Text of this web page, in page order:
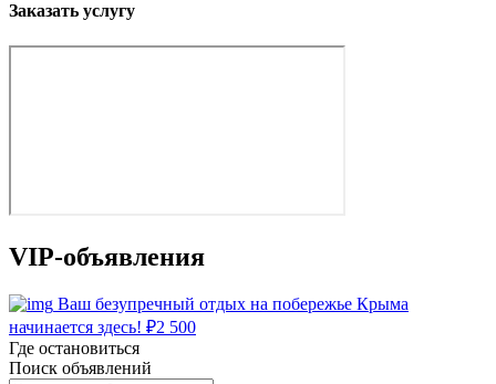
Заказать услугу
VIP-объявления
Ваш безупречный отдых на побережье Крыма
начинается здесь! ₽2 500
Где остановиться
Поиск объявлений